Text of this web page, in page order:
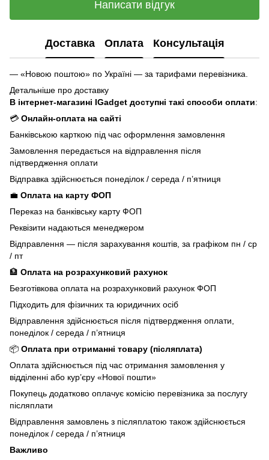
Написати відгук
Доставка Оплата Консультація
— «Новою поштою» по Україні — за тарифами перевізника.
Детальніше про доставку
В інтернет-магазині IGadget доступні такі способи оплати:
💳 Онлайн-оплата на сайті
Банківською карткою під час оформлення замовлення
Замовлення передається на відправлення після
підтвердження оплати
Відправка здійснюється понеділок / середа / п’ятниця
💼 Оплата на карту ФОП
Переказ на банківську карту ФОП
Реквізити надаються менеджером
Відправлення — після зарахування коштів, за графіком пн / ср
/ пт
🏦 Оплата на розрахунковий рахунок
Безготівкова оплата на розрахунковий рахунок ФОП
Підходить для фізичних та юридичних осіб
Відправлення здійснюється після підтвердження оплати,
понеділок / середа / п’ятниця
📦 Оплата при отриманні товару (післяплата)
Оплата здійснюється під час отримання замовлення у
відділенні або кур’єру «Нової пошти»
Покупець додатково оплачує комісію перевізника за послугу
післяплати
Відправлення замовлень з післяплатою також здійснюється
понеділок / середа / п’ятниця
Важливо